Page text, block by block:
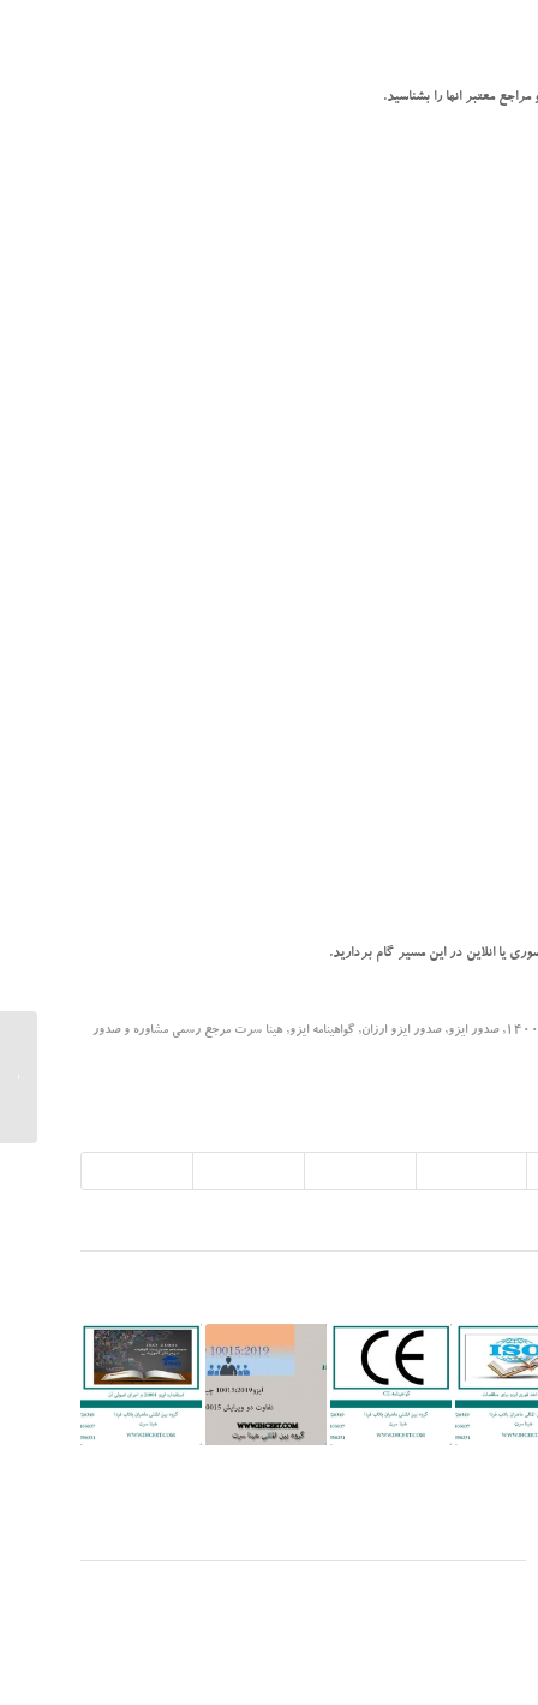
مراجع معتبر انها را بشناسید.
یا انلاین در این مسیر گام بردارید.
,صدور ایزو,صدور ایزو ارزان, گواهینامه ایزو,هینا سرت مرجع رسمی مشاوره و صدور